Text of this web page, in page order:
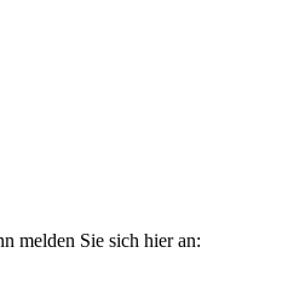
melden Sie sich hier an: